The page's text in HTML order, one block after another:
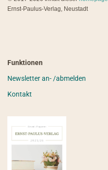
Ernst-Paulus-Verlag, Neustadt
Funktionen
Newsletter an- /abmelden
Kontakt